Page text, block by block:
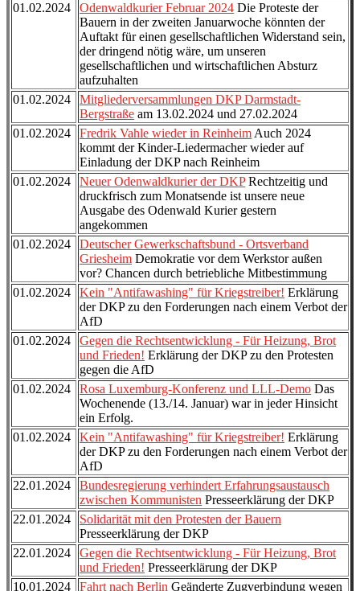
01.02.2024
Odenwaldkurier Februar 2024 Die Proteste der
Bauern in der zweiten Januarwoche könnten der
Auftakt für einen gesellschaftlichen Widerstand sein,
der dringend nötig wäre, um unseren
gesellschaftlichen und wirtschaftlichen Absturz
aufzuhalten
01.02.2024
Mitgliederversammlungen DKP Darmstadt-
Bergstraße am 13.02.2024 und 27.02.2024
01.02.2024
Fredrik Vahle wieder in Reinheim Auch 2024
kommt der Kinder-Liedermacher wieder auf
Einladung der DKP nach Reinheim
01.02.2024
Neuer Odenwaldkurier der DKPRechtzeitig und
druckfrisch zum Monatsende ist unsere neue
Ausgabe des Odenwald Kurier gestern
angekommen
01.02.2024
Deutscher Gewerkschaftsbund - Ortsverband
Griesheim Demokratie vor dem Werkstor außen
vor? Chancen durch betriebliche Mitbestimmung
01.02.2024
Kein "Antifawashing" für Kriegstreiber! Erklärung
der DKP zu den Forderungen nach einem Verbot der
AfD
01.02.2024
Gegen die Rechtsentwicklung - Für Heizung, Brot
und Frieden! Erklärung der DKP zu den Protesten
gegen die AfD
01.02.2024
Rosa Luxemburg-Konferenz und LLL-Demo Das
Wochenende (13./14. Januar) war in jeder Hinsicht
ein Erfolg.
01.02.2024
Kein "Antifawashing" für Kriegstreiber! Erklärung
der DKP zu den Forderungen nach einem Verbot der
AfD
22.01.2024
Bundesregierung verhindert Erfahrungsaustausch
zwischen Kommunisten Presseerklärung der DKP
22.01.2024
Solidarität mit den Protesten der Bauern
Presseerklärung der DKP
22.01.2024
Gegen die Rechtsentwicklung - Für Heizung, Brot
und Frieden! Presseerklärung der DKP
10.01.2024
Fahrt nach Berlin Geänderte Zugverbindung wegen